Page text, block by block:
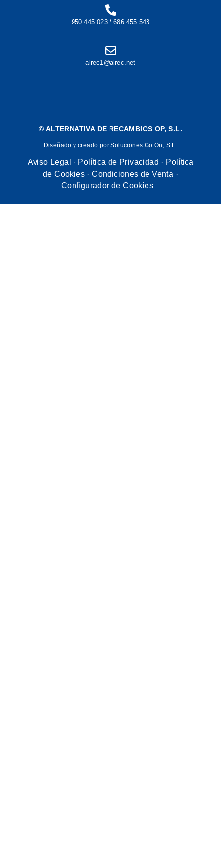
950 445 023 / 686 455 543
alrec1@alrec.net
© ALTERNATIVA DE RECAMBIOS OP, S.L.
Diseñado y creado por Soluciones Go On, S.L.
Aviso Legal · Política de Privacidad · Política
de Cookies ·Condiciones de Venta ·
Configurador de Cookies